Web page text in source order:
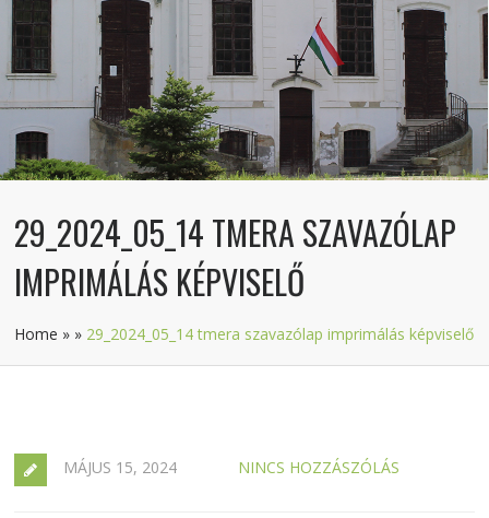
29_2024_05_14 TMERA SZAVAZÓLAP
IMPRIMÁLÁS KÉPVISELŐ
Home » » 29_2024_05_14 tmera szavazólap imprimálás képviselő
MÁJUS 15, 2024 NINCS HOZZÁSZÓLÁS